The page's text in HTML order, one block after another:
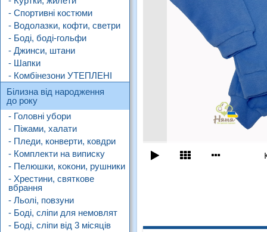
- Спортивні костюми
- Водолазки, кофти, светри
- Боді, боді-гольфи
- Джинси, штани
- Шапки
- Комбінезони УТЕПЛЕНІ
Білизна від народження
до року
- Головні убори
- Піжами, халати
- Пледи, конверти, ковдри
- Комплекти на виписку
- Пелюшки, кокони, рушники
- Хрестини, святкове
вбрання
- Льолі, повзуни
- Боді, сліпи для немовлят
- Боді, сліпи від 3 місяців